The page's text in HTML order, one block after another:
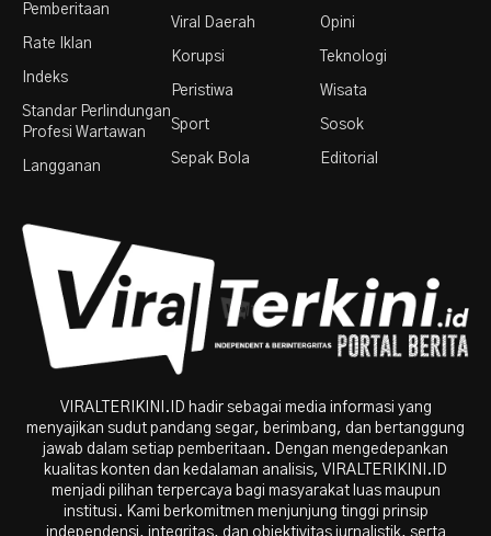
Pemberitaan
Rate Iklan
Indeks
Standar Perlindungan
Profesi Wartawan
Langganan
Viral Daerah
Korupsi
Peristiwa
Sport
Sepak Bola
Opini
Teknologi
Wisata
Sosok
Editorial
VIRALTERIKINI.ID hadir sebagai media informasi yang
menyajikan sudut pandang segar, berimbang, dan bertanggung
jawab dalam setiap pemberitaan. Dengan mengedepankan
kualitas konten dan kedalaman analisis, VIRALTERIKINI.ID
menjadi pilihan terpercaya bagi masyarakat luas maupun
institusi. Kami berkomitmen menjunjung tinggi prinsip
independensi, integritas, dan objektivitas jurnalistik, serta